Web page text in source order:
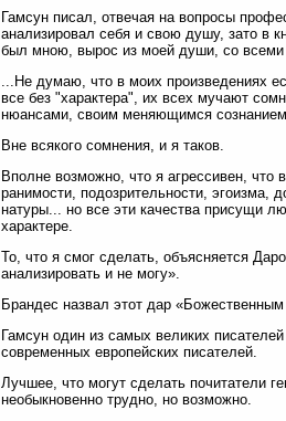
Гамсун писал, отвечая на вопросы
анализировал себя и свою душу, зато в
был мною, вырос из моей души, со всеми
...Не думаю, что в моих произведениях
все без "характера", их всех мучают
нюансами, своим меняющимся
Вне всякого сомнения, и я таков.
Вполне возможно, что я агрессивен,
ранимости, подозрительности, эгоизма,
натуры... но все эти качества присущи
характере.
То, что я смог сделать, объясняется
анализировать и не могу».
Брандес назвал этот дар
Гамсун один из самых великих
современных европейских писателей.
Лучшее, что могут сделать почитатели
необыкновенно трудно, но возможно.